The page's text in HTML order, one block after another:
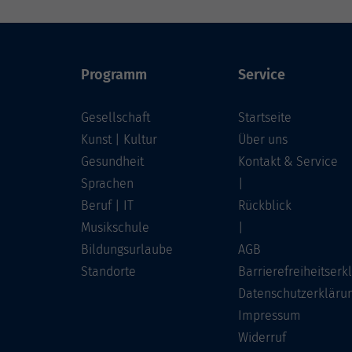
Programm
Gesellschaft
Kunst | Kultur
Gesundheit
Sprachen
Beruf | IT
Musikschule
Bildungsurlaube
Standorte
Service
Startseite
Über uns
Kontakt & Service
Rückblick
AGB
Impressum
Widerruf